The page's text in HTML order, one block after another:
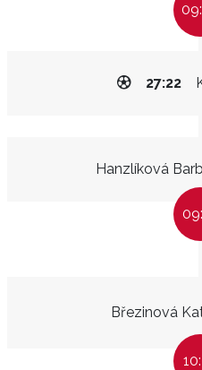
27:22
Hanzlíková
Březinová